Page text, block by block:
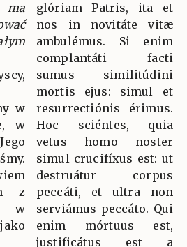
w
w
z
w
glóriam Patris, ita et
nos in novitáte vitæ
ambulémus. Si enim
complantáti facti
sumus similitúdini
mortis ejus: simul et
resurrectiónis érimus.
Hoc sciéntes, quia
vetus homo noster
simul crucifíxus est: ut
destruátur corpus
peccáti, et ultra non
serviámus peccáto. Qui
enim mórtuus est,
justificátus est a